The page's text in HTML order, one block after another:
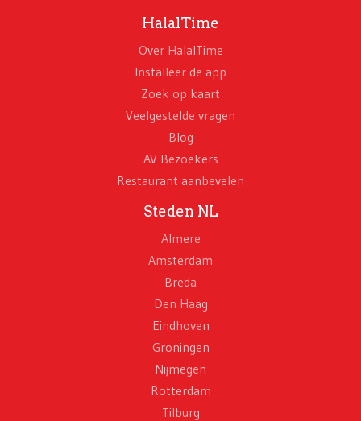
HalalTime
Over HalalTime
Installeer de app
Zoek op kaart
Veelgestelde vragen
Blog
AV Bezoekers
Restaurant aanbevelen
Steden NL
Almere
Amsterdam
Breda
Den Haag
Eindhoven
Groningen
Nijmegen
Rotterdam
Tilburg